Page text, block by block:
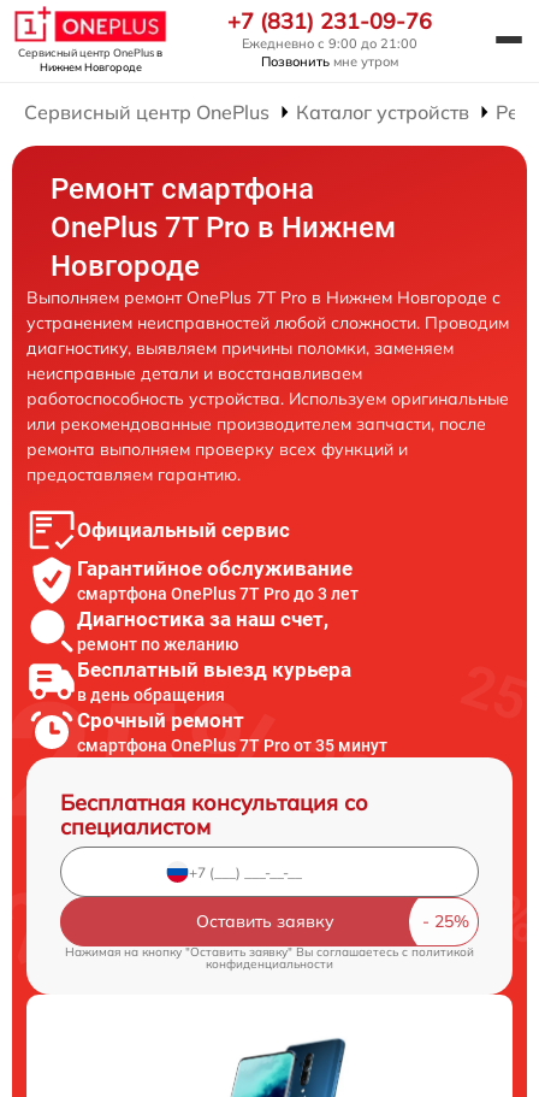
Сервисный центр OnePlusв
Нижнем Новгороде
+7 (831) 231-09-76
Ежедневно с 9:00 до 21:00
Позвонить мне утром
Сервисный центр OnePlus Каталог устройств
Ремонт смартфона
OnePlus 7T Pro в Нижнем
Новгороде
Выполняем ремонт OnePlus 7T Pro в Нижнем Новгороде с
устранением неисправностей любой сложности. Проводим
диагностику, выявляем причины поломки, заменяем
неисправные детали и восстанавливаем
работоспособность устройства. Используем оригинальные
или рекомендованные производителем запчасти, после
ремонта выполняем проверку всех функций и
предоставляем гарантию.
Официальный сервис
Гарантийное обслуживание
смартфона OnePlus 7T Pro до 3 лет
Диагностика за наш счет,
ремонт по желанию
Бесплатный выезд курьера
в день обращения
Срочный ремонт
смартфона OnePlus 7T Pro от 35 минут
Бесплатная консультация со
специалистом
Оставить заявку
Нажимая на кнопку "Оставить заявку" Вы соглашаетесь c политикой
конфиденциальности